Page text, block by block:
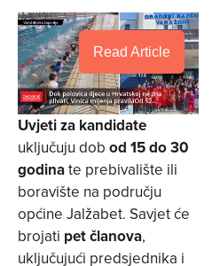
Read Article
Uvjeti za kandidate
uključuju dob od 15 do 30
godinate prebivalište ili
boravište na području
općine Jalžabet. Savjet će
brojati pet članova,
uključujući predsjednika i